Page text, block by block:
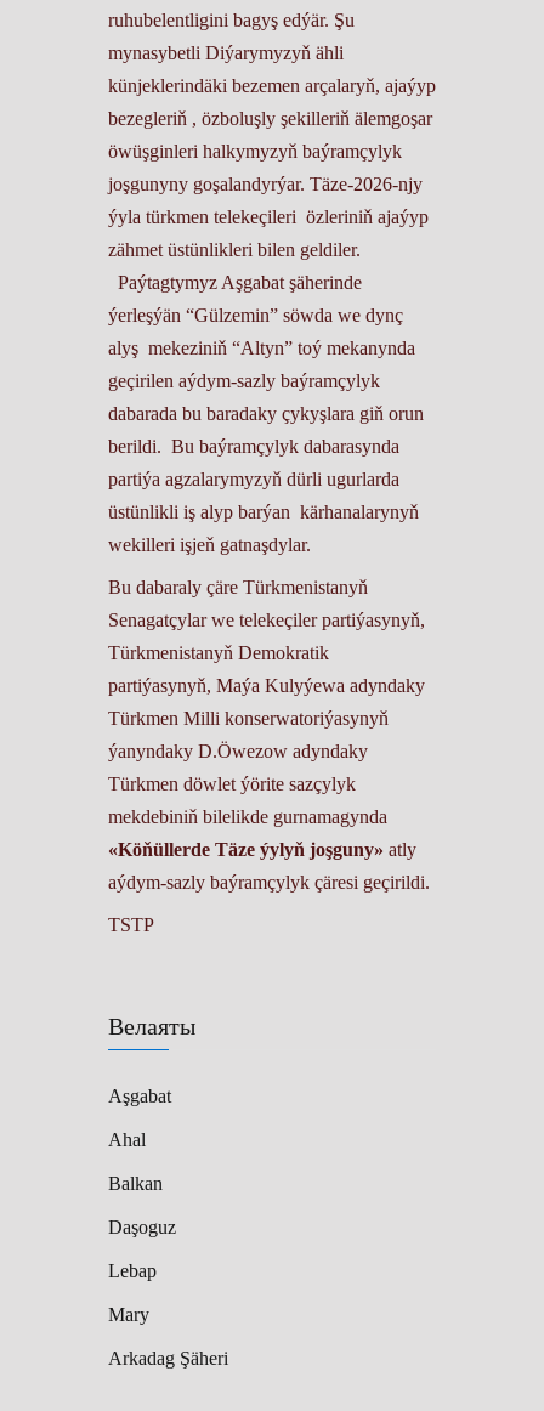
Велаяты
Aşgabat
Ahal
Balkan
Daşoguz
Lebap
Mary
Arkadag Şäheri
ruhubelentligini bagyş edýär. Şu
mynasybetli Diýarymyzyň ähli
künjeklerindäki bezemen arçalaryň, ajaýyp
bezegleriň , özboluşly şekilleriň älemgoşar
öwüşginleri halkymyzyň baýramçylyk
joşgunyny goşalandyrýar. Täze-2026-njy
ýyla türkmen telekeçileri özleriniň ajaýyp
zähmet üstünlikleri bilen geldiler.
Paýtagtymyz Aşgabat şäherinde
ýerleşýän “Gülzemin” söwda we dynç
alyş mekeziniň “Altyn” toý mekanynda
geçirilen aýdym-sazly baýramçylyk
dabarada bu baradaky çykyşlara giň orun
berildi. Bu baýramçylyk dabarasynda
partiýa agzalarymyzyň dürli ugurlarda
üstünlikli iş alyp barýan kärhanalarynyň
wekilleri işjeň gatnaşdylar.
Bu dabaraly çäre Türkmenistanyň
Senagatçylar we telekeçiler partiýasynyň,
Türkmenistanyň Demokratik
partiýasynyň, Maýa Kulyýewa adyndaky
Türkmen Milli konserwatoriýasynyň
ýanyndaky D.Öwezow adyndaky
Türkmen döwlet ýörite sazçylyk
mekdebiniň bilelikde gurnamagynda
«Köňüllerde Täze ýylyň joşguny» atly
aýdym-sazly baýramçylyk çäresi geçirildi.
TSTP